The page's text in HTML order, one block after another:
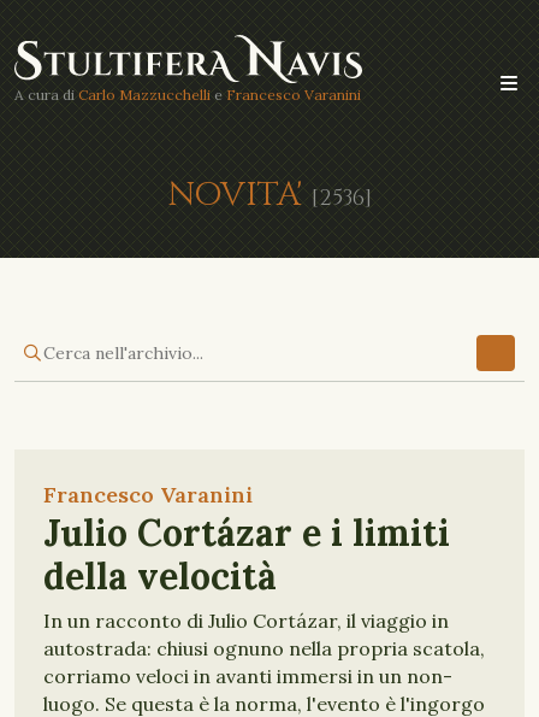
A cura di Carlo Mazzucchelli e Francesco Varanini
NOVITA' [2536]
Francesco Varanini
Julio Cortázar e i limiti
della velocità
In un racconto di Julio Cortázar, il viaggio in
autostrada: chiusi ognuno nella propria scatola,
corriamo veloci in avanti immersi in un non-
luogo. Se questa è la norma, l'evento è l'ingorgo